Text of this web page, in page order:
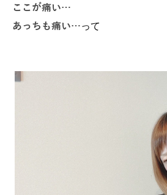
ここが痛い…
あっちも痛い…って